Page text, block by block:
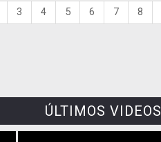
3 4 5 6 7 8
ÚLTIMOS VIDEOS